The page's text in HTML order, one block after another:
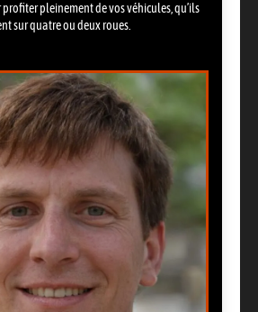
pleinement de vos véhicules, qu’ils
sur quatre ou deux roues.